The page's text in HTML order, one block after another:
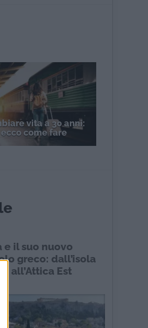
vita a 30 anni:
ecco come fare
e il suo nuovo
greco: dall’isola
all’Attica Est